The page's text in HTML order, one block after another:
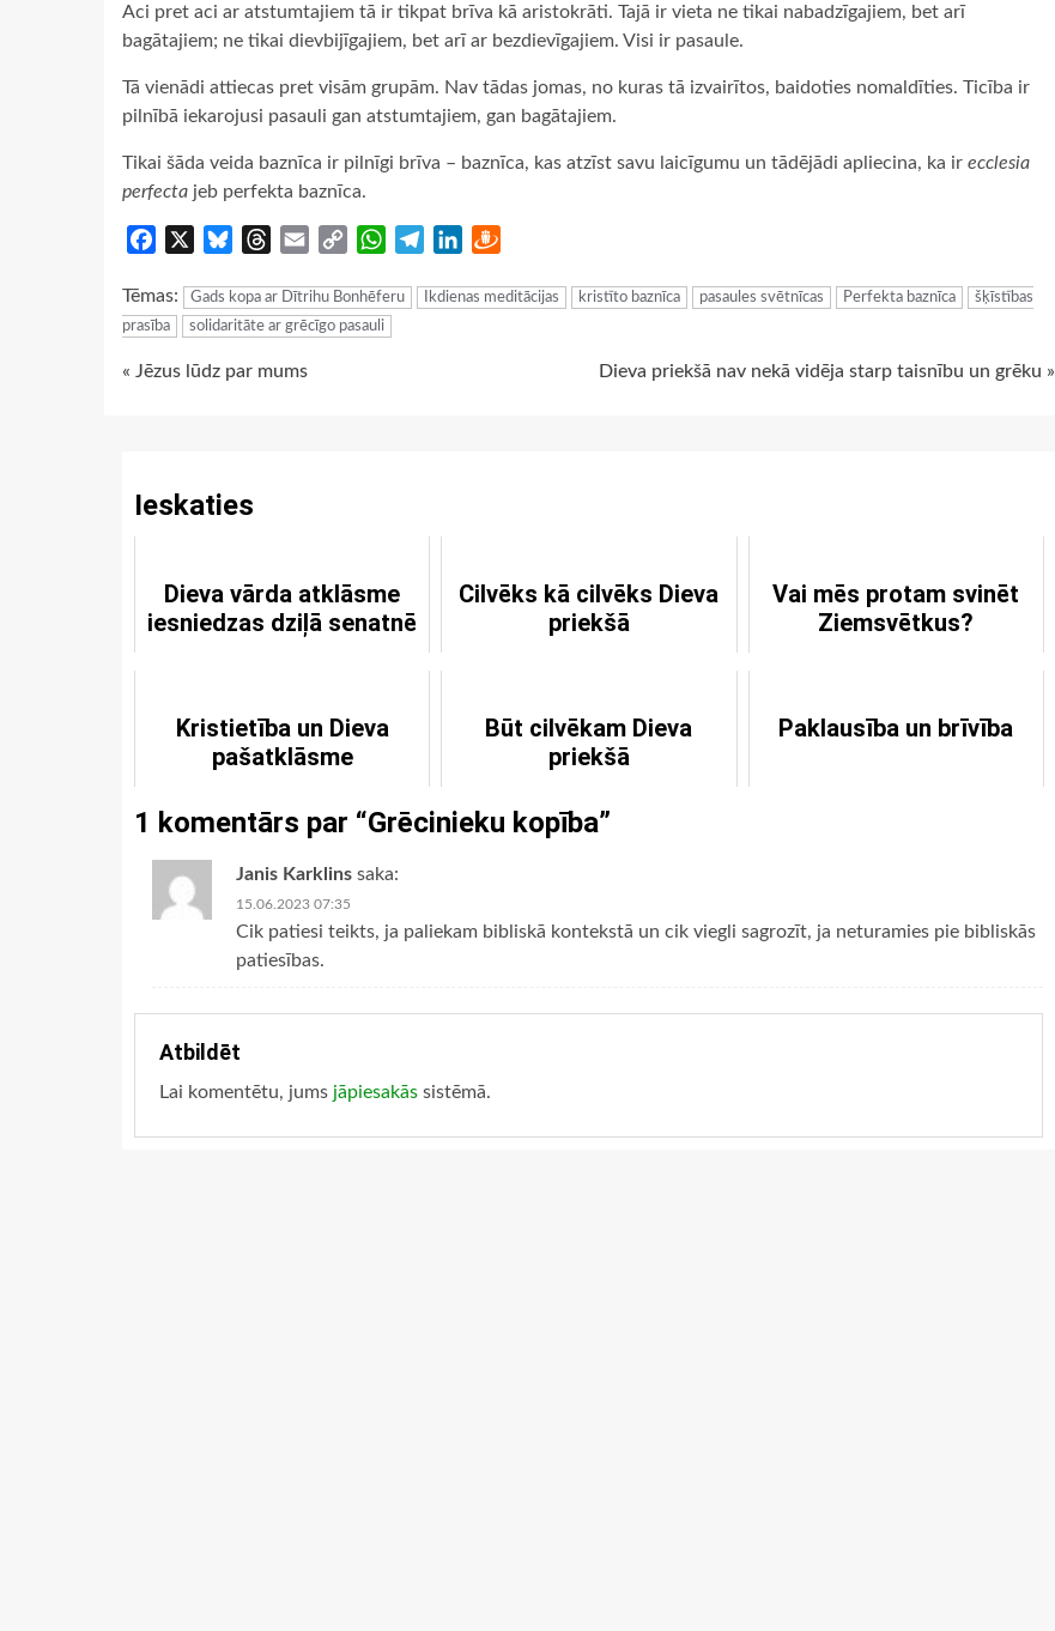
Aci pret aci ar atstumtajiem tā ir tikpat brīva kā aristokrāti. Tajā ir vieta ne tikai nabadzīgajiem, bet arī
bagātajiem; ne tikai dievbijīgajiem, bet arī ar bezdievīgajiem. Visi ir pasaule.
Tā vienādi attiecas pret visām grupām. Nav tādas jomas, no kuras tā izvairītos, baidoties nomaldīties. Ticība ir
pilnībā iekarojusi pasauli gan atstumtajiem, gan bagātajiem.
Tikai šāda veida baznīca ir pilnīgi brīva – baznīca, kas atzīst savu laicīgumu un tādējādi apliecina, ka ir ecclesia
perfecta jeb perfekta baznīca.
Facebook BlueskyThreads
Email
Copy
WhatsApp
TelegramLinkedIn
Tēmas: Gads kopa ar Dītrihu Bonhēferu Ikdienas meditācijas kristīto baznīca pasaules svētnīcas Perfekta baznīca
šķīstības
prasība
solidaritāte ar grēcīgo pasauli
Continue
« Jēzus lūdz par mums Dieva priekšā nav nekā vidēja starp taisnību un grēku »
Ieskaties
Dieva vārda atklāsme
iesniedzas dziļā senatnē
Cilvēks kā cilvēks Dieva
priekšā
Vai mēs protam svinēt
Ziemsvētkus?
Kristietība un Dieva
pašatklāsme
Būt cilvēkam Dieva
priekšā
Paklausība un brīvība
1 komentārs par “Grēcinieku kopība”
Janis Karklins saka:
15.06.2023 07:35
Cik patiesi teikts, ja paliekam bibliskā kontekstā un cik viegli sagrozīt, ja neturamies pie bibliskās
patiesības.
Atbildēt
Lai komentētu, jums jāpiesakās sistēmā.